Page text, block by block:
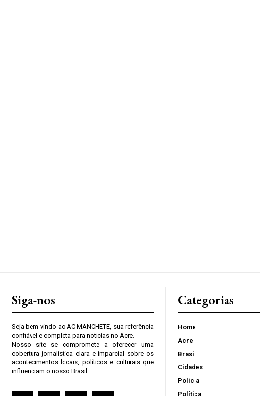
Siga-nos
Seja bem-vindo ao AC MANCHETE, sua referência
confiável e completa para notícias no Acre.
Nosso site se compromete a oferecer uma
cobertura jornalística clara e imparcial sobre os
acontecimentos locais, políticos e culturais que
influenciam o nosso Brasil.
Categorias
Home
Acre
Brasil
Cidades
Polícia
Política